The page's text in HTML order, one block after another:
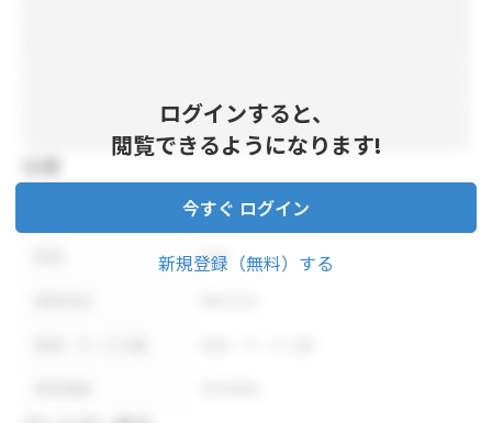
ログインすると、
閲覧できるようになります!
今すぐ ログイン
新規登録（無料）する
内容量
形状